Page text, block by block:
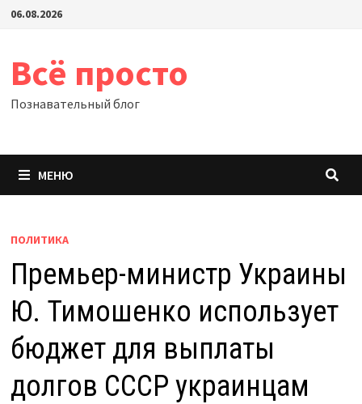
Перейти
06.08.2026
Всё просто
Познавательный блог
МЕНЮ
ПОЛИТИКА
Премьер-министр Украины
Ю. Тимошенко использует
бюджет для выплаты
долгов СССР украинцам